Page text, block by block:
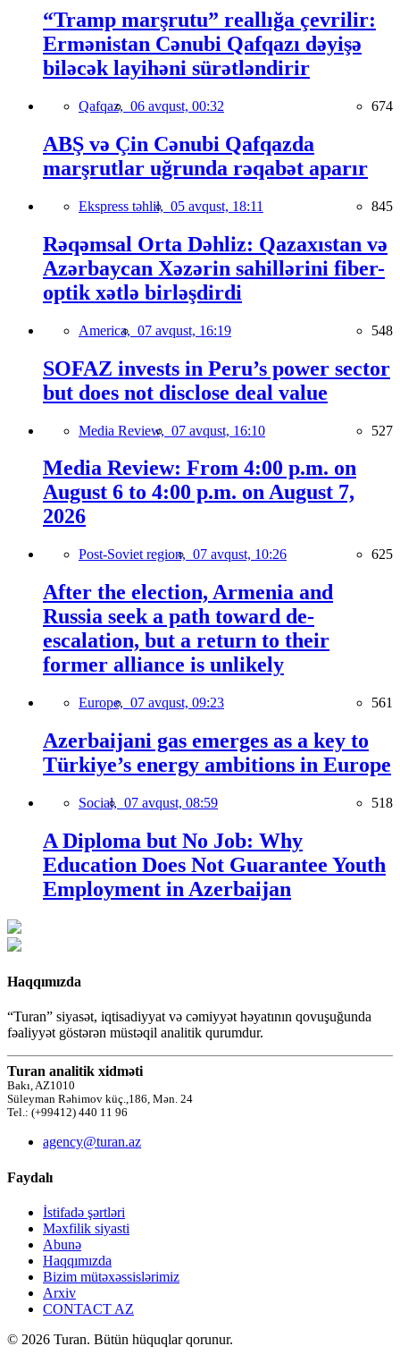
“Tramp marşrutu” reallığa çevrilir:
Ermənistan Cənubi Qafqazı dəyişə
biləcək layihəni sürətləndirir
Qafqaz, 06 avqust, 00:32 674
ABŞ və Çin Cənubi Qafqazda
marşrutlar uğrunda rəqabət aparır
Ekspress təhlil, 05 avqust, 18:11 845
Rəqəmsal Orta Dəhliz: Qazaxıstan və
Azərbaycan Xəzərin sahillərini fiber-
optik xətlə birləşdirdi
America, 07 avqust, 16:19 548
SOFAZ invests in Peru’s power sector
but does not disclose deal value
Media Review, 07 avqust, 16:10 527
Media Review: From 4:00 p.m. on
August 6 to 4:00 p.m. on August 7,
2026
Post-Soviet region, 07 avqust, 10:26 625
After the election, Armenia and
Russia seek a path toward de-
escalation, but a return to their
former alliance is unlikely
Europe, 07 avqust, 09:23 561
Azerbaijani gas emerges as a key to
Türkiye’s energy ambitions in Europe
Social, 07 avqust, 08:59 518
A Diploma but No Job: Why
Education Does Not Guarantee Youth
Employment in Azerbaijan
Haqqımızda
“Turan” siyasət, iqtisadiyyat və cəmiyyət həyatının qovuşuğunda
fəaliyyət göstərən müstəqil analitik qurumdur.
Turan analitik xidməti
Bakı, AZ1010
Süleyman Rəhimov küç.,186, Mən. 24
Tel.: (+99412) 440 11 96
agency@turan.az
Faydalı
İstifadə şərtləri
Məxfilik siyasti
Abunə
Haqqımızda
Bizim mütəxəssislərimiz
Arxiv
CONTACT AZ
© 2026 Turan. Bütün hüquqlar qorunur.